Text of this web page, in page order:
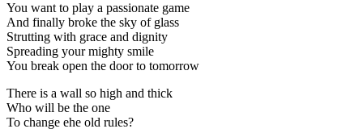
You want to play a passionate game
And finally broke the sky of glass
Strutting with grace and dignity
Spreading your mighty smile
You break open the door to tomorrow
There is a wall so high and thick
Who will be the one
To change еhe old rules?